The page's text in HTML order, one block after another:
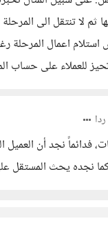
لا تنتقل الى
استلام اعمال
للعملاء على حساب
فدائماً نجد أن
نجده يحث المستقل